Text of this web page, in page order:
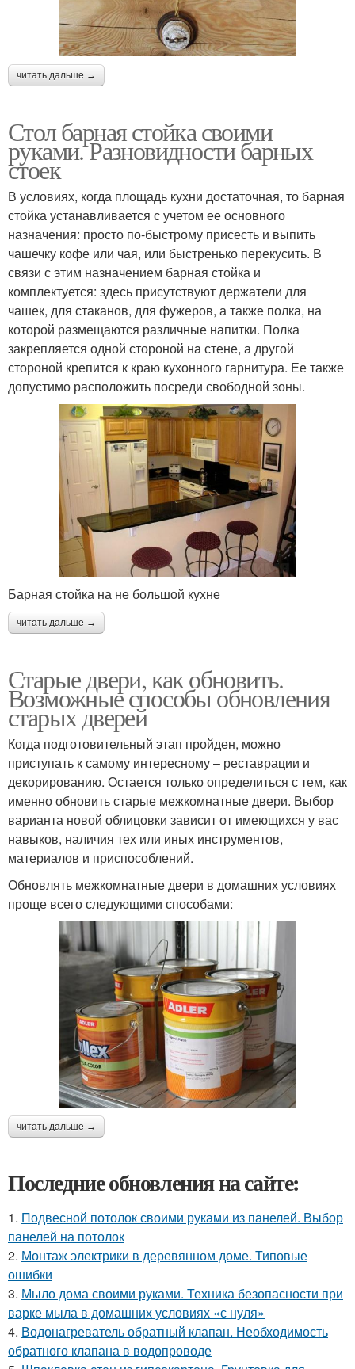
читать дальше →
Стол барная стойка своими
руками. Разновидности барных
стоек
В условиях, когда площадь кухни достаточная, то барная
стойка устанавливается с учетом ее основного
назначения: просто по-быстрому присесть и выпить
чашечку кофе или чая, или быстренько перекусить. В
связи с этим назначением барная стойка и
комплектуется: здесь присутствуют держатели для
чашек, для стаканов, для фужеров, а также полка, на
которой размещаются различные напитки. Полка
закрепляется одной стороной на стене, а другой
стороной крепится к краю кухонного гарнитура. Ее также
допустимо расположить посреди свободной зоны.
Барная стойка на не большой кухне
читать дальше →
Старые двери, как обновить.
Возможные способы обновления
старых дверей
Когда подготовительный этап пройден, можно
приступать к самому интересному – реставрации и
декорированию. Остается только определиться с тем, как
именно обновить старые межкомнатные двери. Выбор
варианта новой облицовки зависит от имеющихся у вас
навыков, наличия тех или иных инструментов,
материалов и приспособлений.
Обновлять межкомнатные двери в домашних условиях
проще всего следующими способами:
читать дальше →
Последние обновления на сайте:
1. Подвесной потолок своими руками из панелей. Выбор
панелей на потолок
2. Монтаж электрики в деревянном доме. Типовые
ошибки
3. Мыло дома своими руками. Техника безопасности при
варке мыла в домашних условиях «с нуля»
4. Водонагреватель обратный клапан. Необходимость
обратного клапана в водопроводе